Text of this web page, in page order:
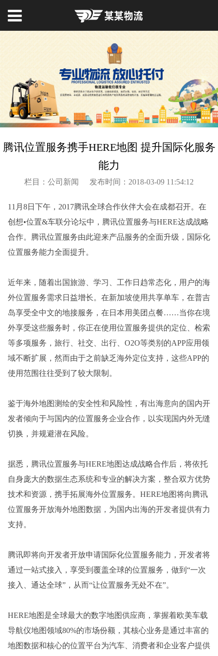
腾讯位置服务携手HERE地图 提升国际化服务
能力
栏目：公司新闻 发布时间：2018-03-09 11:54:12
11月8日下午，2017腾讯全球合作伙伴大会在成都召开。在
创想•位置&车联分论坛中，腾讯位置服务与HERE达成战略
合作。腾讯位置服务由此迎来产品服务的全面升级，国际化
位置服务能力全面提升。
近年来，随着出国旅游、学习、工作日趋常态化，用户的海
外位置服务需求日益增长。在新加坡使用共享单车，在普吉
岛享受全中文的地接服务，在日本用美团点餐……当你在境
外享受这些服务时，你正在使用位置服务提供的定位、检索
等多项服务，旅行、社交、出行、O2O等类别的APP应用领
域不断扩展，然而由于之前缺乏海外定位支持，这些APP的
使用范围往往受到了较大限制。
鉴于海外地图测绘的安全性和风险性，有出海意向的国内开
发者倾向于与国内的位置服务企业合作，以实现国内外无缝
切换，并规避潜在风险。
据悉，腾讯位置服务与HERE地图达成战略合作后，将依托
自身庞大的数据生态系统和专业的解决方案，整合双方优势
技术和资源，携手拓展海外位置服务。HERE地图将向腾讯
位置服务开放海外地图数据，为国内出海的开发者提供有力
支持。
腾讯即将向开发者开放申请国际化位置服务能力，开发者将
通过一站式接入，享受到覆盖全球的位置服务，做到“一次
接入、通达全球”，从而“让位置服务无处不在”。
HERE地图是全球最大的数字地图供应商，掌握着欧美车载
导航仪地图领域80%的市场份额，其核心业务是通过丰富的
地图数据和核心的位置平台为汽车、消费者和企业客户提供